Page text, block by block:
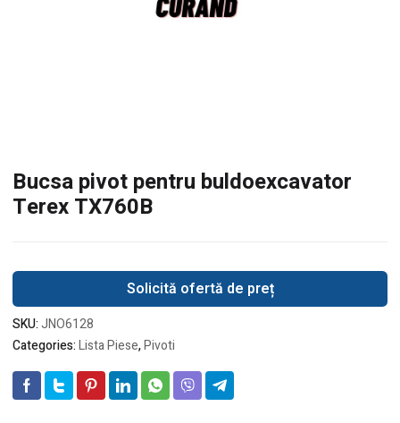
Bucsa pivot pentru buldoexcavator
Terex TX760B
Solicită ofertă de preț
SKU:JNO6128
Categories:Lista Piese,Pivoti